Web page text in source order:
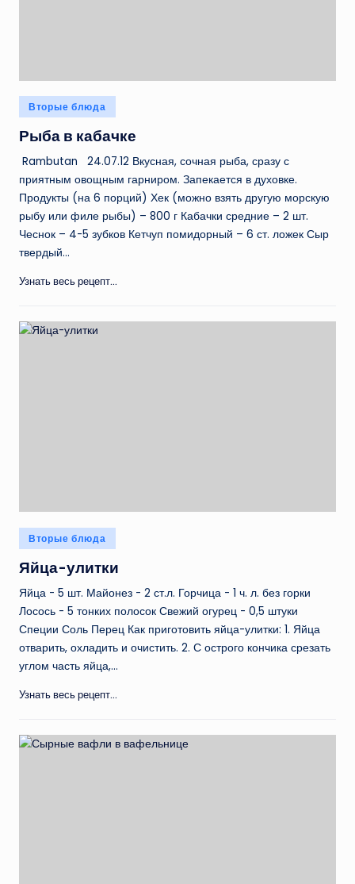
Опубликовано
в
Вторые блюда
Рыба в кабачке
Rambutan 24.07.12 Вкусная, сочная рыба, сразу с
приятным овощным гарниром. Запекается в духовке.
Продукты (на 6 порций) Хек (можно взять другую морскую
рыбу или филе рыбы) – 800 г Кабачки средние – 2 шт.
Чеснок – 4-5 зубков Кетчуп помидорный – 6 ст. ложек Сыр
твердый…
Узнать весь рецепт...
Опубликовано
в
Вторые блюда
Яйца-улитки
Яйца - 5 шт. Майонез - 2 ст.л. Горчица - 1 ч. л. без горки
Лосось - 5 тонких полосок Свежий огурец - 0,5 штуки
Специи Соль Перец Как приготовить яйца-улитки: 1. Яйца
отварить, охладить и очистить. 2. С острого кончика срезать
углом часть яйца,…
Узнать весь рецепт...